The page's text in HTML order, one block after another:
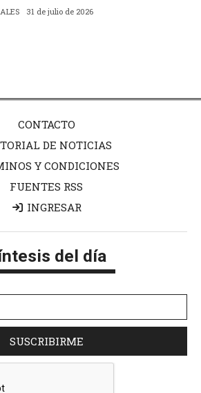
31 de julio de 2026
CONTACTO
DE NOTICIAS
Y CONDICIONES
FUENTES RSS
INGRESAR
del día
SUSCRIBIRME